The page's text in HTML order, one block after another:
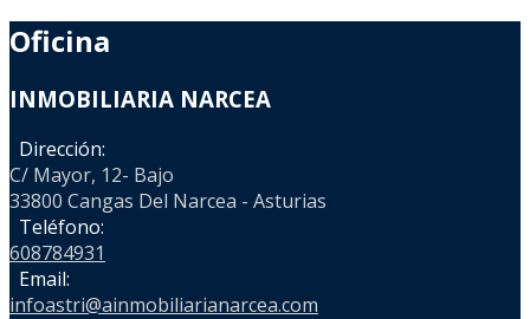
Oficina
INMOBILIARIA NARCEA
Dirección:
C/ Mayor, 12- Bajo
33800 Cangas Del Narcea - Asturias
Teléfono:
608784931
Email:
infoastri@ainmobiliarianarcea.com